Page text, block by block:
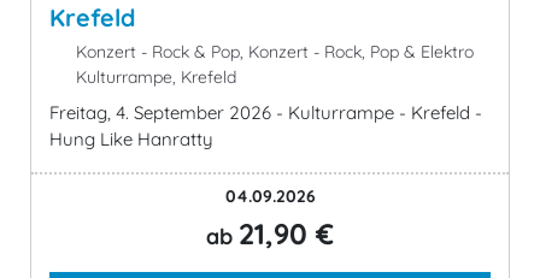
Krefeld
Konzert - Rock & Pop, Konzert - Rock, Pop & Elektro
Kulturrampe, Krefeld
Freitag, 4. September 2026 - Kulturrampe - Krefeld -
Hung Like Hanratty
04.09.2026
ab 21,90 €